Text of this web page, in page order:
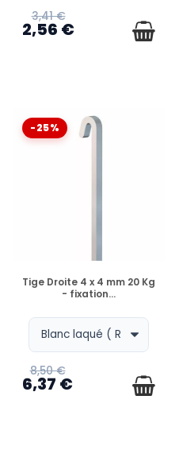
3,41 €
2,56 €
-25%
EN STOCK
Tige Droite 4 x 4 mm 20 Kg
- fixation...
8,50 €
6,37 €